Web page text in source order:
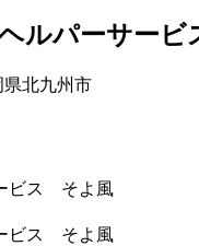
ルパーサー
県北九州市
ビス そよ風
ビス そよ風